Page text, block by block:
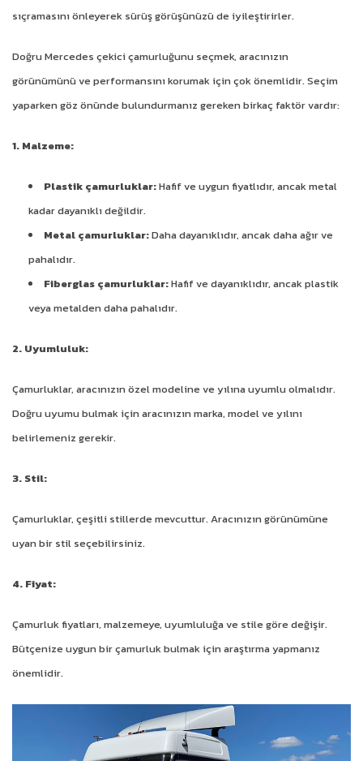
sıçramasını önleyerek sürüş görüşünüzü de iyileştirirler.
Doğru Mercedes çekici çamurluğunu seçmek, aracınızın
görünümünü ve performansını korumak için çok önemlidir. Seçim
yaparken göz önünde bulundurmanız gereken birkaç faktör vardır:
1. Malzeme:
Plastik çamurluklar:Hafif ve uygun fiyatlıdır, ancak metal
kadar dayanıklı değildir.
Metal çamurluklar:Daha dayanıklıdır, ancak daha ağır ve
pahalıdır.
Fiberglas çamurluklar:Hafif ve dayanıklıdır, ancak plastik
veya metalden daha pahalıdır.
2. Uyumluluk:
Çamurluklar, aracınızın özel modeline ve yılına uyumlu olmalıdır.
Doğru uyumu bulmak için aracınızın marka, model ve yılını
belirlemeniz gerekir.
3. Stil:
Çamurluklar, çeşitli stillerde mevcuttur. Aracınızın görünümüne
uyan bir stil seçebilirsiniz.
4. Fiyat:
Çamurluk fiyatları, malzemeye, uyumluluğa ve stile göre değişir.
Bütçenize uygun bir çamurluk bulmak için araştırma yapmanız
önemlidir.